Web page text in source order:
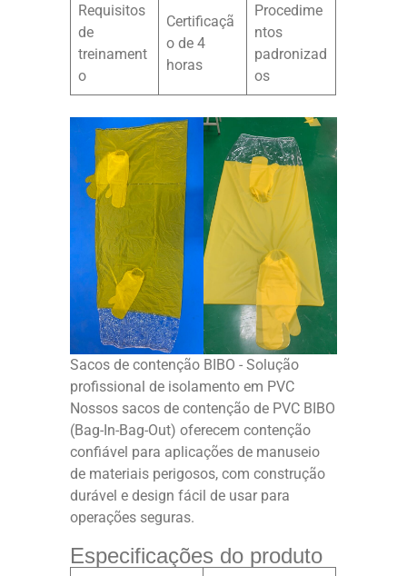
Requisitos
de
treinament
o
Certificaçã
o de 4
horas
Procedime
ntos
padronizad
os
Sacos de contenção BIBO - Solução
profissional de isolamento em PVC
Nossos sacos de contenção de PVC BIBO
(Bag-In-Bag-Out) oferecem contenção
confiável para aplicações de manuseio
de materiais perigosos, com construção
durável e design fácil de usar para
operações seguras.
Especificações do produto